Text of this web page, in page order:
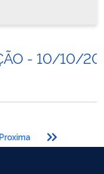
- 10/10/
Proxima